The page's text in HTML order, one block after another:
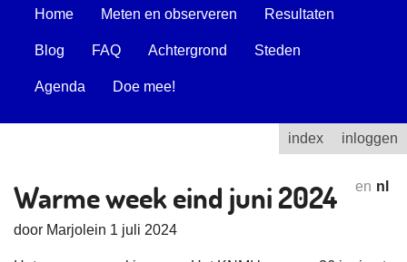
Home Meten en observeren Resultaten
Blog FAQ Achtergrond Steden
Agenda Doe mee!
index inloggen
Warme week eind juni 2024 en nl
door Marjolein 1 juli 2024